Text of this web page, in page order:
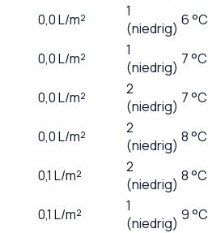
0,0L/m²
1
(niedrig) 6 °C
0,0L/m²
1
(niedrig) 7 °C
0,0L/m²
2
(niedrig) 7 °C
0,0L/m²
2
(niedrig) 8 °C
0,1 L/m²
2
(niedrig) 8 °C
0,1 L/m²
1
(niedrig) 9 °C